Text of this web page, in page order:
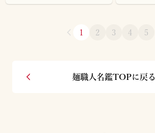
1 2 3 4 5
麺職人名鑑TOPに戻る